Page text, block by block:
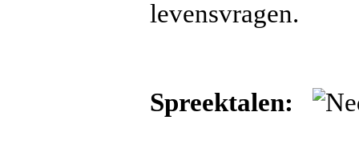
levensvragen.
Spreektalen: